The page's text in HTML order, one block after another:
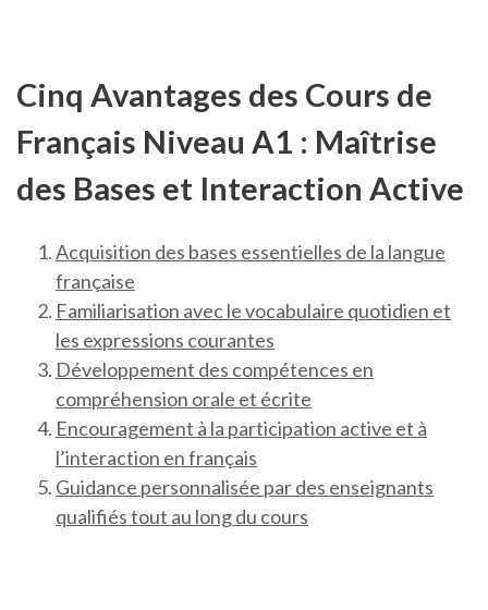
Cinq Avantages des Cours de
Français Niveau A1 : Maîtrise
des Bases et Interaction Active
Acquisition des bases essentielles de la langue
française
Familiarisation avec le vocabulaire quotidien et
les expressions courantes
Développement des compétences en
compréhension orale et écrite
Encouragement à la participation active et à
l’interaction en français
Guidance personnalisée par des enseignants
qualifiés tout au long du cours